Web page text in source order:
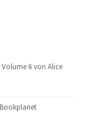
6 von Alice